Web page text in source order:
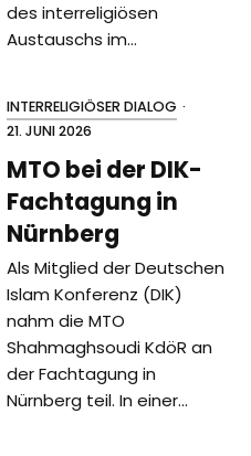
des interreligiösen
Austauschs im…
INTERRELIGIÖSER DIALOG ·
21. JUNI 2026
MTO bei der DIK-
Fachtagung in
Nürnberg
Als Mitglied der Deutschen
Islam Konferenz (DIK)
nahm die MTO
Shahmaghsoudi KdöR an
der Fachtagung in
Nürnberg teil. In einer…